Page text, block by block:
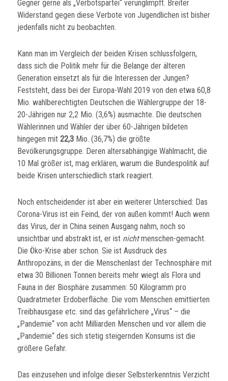
Gegner gerne als „Verbotspartei“ verunglimpft. Breiter
Widerstand gegen diese Verbote von Jugendlichen ist bisher
jedenfalls nicht zu beobachten.
Kann man im Vergleich der beiden Krisen schlussfolgern,
dass sich die Politik mehr für die Belange der älteren
Generation einsetzt als für die Interessen der Jungen?
Feststeht, dass bei der Europa-Wahl 2019 von den etwa 60,8
Mio. wahlberechtigten Deutschen die Wählergruppe der 18-
20-Jährigen nur 2,2 Mio. (3,6%) ausmachte. Die deutschen
Wählerinnen und Wähler der über 60-Jährigen bildeten
hingegen mit22,3 Mio. (36,7%) die größte
Bevölkerungsgruppe. Deren altersabhängige Wahlmacht, die
10 Mal größer ist, mag erklären, warum die Bundespolitik auf
beide Krisen unterschiedlich stark reagiert.
Noch entscheidender ist aber ein weiterer Unterschied: Das
Corona-Virus ist ein Feind, der von außen kommt! Auch wenn
das Virus, der in China seinen Ausgang nahm, noch so
unsichtbar und abstrakt ist, er ist nichtmenschen-gemacht.
Die Öko-Krise aber schon. Sie ist Ausdruck des
Anthropozäns, in der die Menschenlast der Technosphäre mit
etwa 30 Billionen Tonnen bereits mehr wiegt als Flora und
Fauna in der Biosphäre zusammen: 50 Kilogramm pro
Quadratmeter Erdoberfläche. Die vom Menschen emittierten
Treibhausgase etc. sind das gefährlichere „Virus“ – die
„Pandemie“ von acht Milliarden Menschen und vor allem die
„Pandemie“ des sich stetig steigernden Konsums ist die
größere Gefahr.
Das einzusehen und infolge dieser Selbsterkenntnis Verzicht